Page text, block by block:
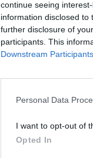
continue seeing
information disclosed
further disclosure of
participants. This
Downstream Participants
Personal Data
I want to opt-out of
Opted In